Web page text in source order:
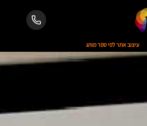
עיצוב אתר לפי ספר מותג